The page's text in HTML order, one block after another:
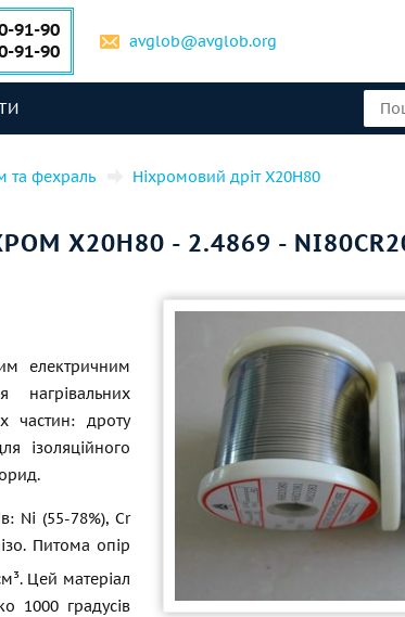
91-90
91-90 avglob@avglob.org
та фехраль Ніхромовий дріт Х20Н80
Х20Н80 - 2.4869 -
електричним
частин: дроту
ізоляційного
Ni (55-78%), Cr
Питома опір
Цей матеріал
1000 градусів